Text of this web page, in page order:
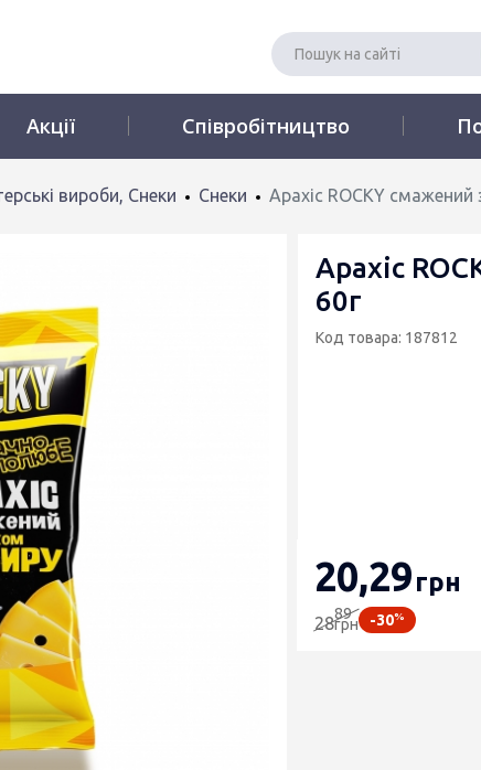
Акції Співробітництво
вироби, Снеки Снеки Арахіс ROCKY смажений
Арахіс
60г
Код товара: 187812
20,29грн
2889
грн -30%